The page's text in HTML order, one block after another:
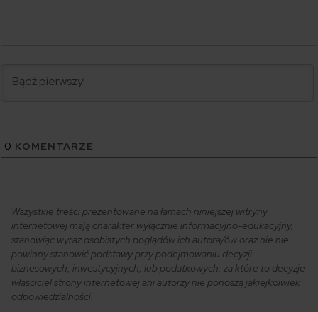
0 KOMENTARZE
Wszystkie treści prezentowane na łamach niniejszej witryny
internetowej mają charakter wyłącznie informacyjno-edukacyjny,
stanowiąc wyraz osobistych poglądów ich autora/ów oraz nie nie
powinny stanowić podstawy przy podejmowaniu decyzji
biznesowych, inwestycyjnych, lub podatkowych, za które to decyzje
właściciel strony internetowej ani autorzy nie ponoszą jakiejkolwiek
odpowiedzialności.